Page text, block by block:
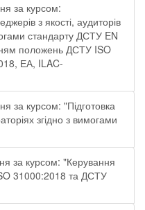
за курсом:
з якості, аудиторів
стандарту ДСТУ EN
положень ДСТУ ISO
ЕА, ILAC-
за курсом: "Підготовка
згідно з вимогами
за курсом: "Керування
31000:2018 та ДСТУ